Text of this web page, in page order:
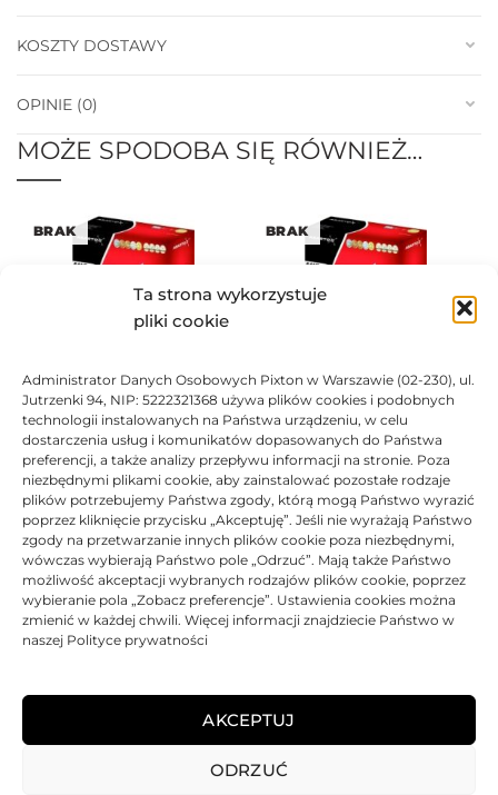
Ta strona wykorzystuje
pliki cookie
Administrator Danych Osobowych Pixton w Warszawie (02-230), ul.
Jutrzenki 94, NIP: 5222321368 używa plików cookies i podobnych
technologii instalowanych na Państwa urządzeniu, w celu
dostarczenia usług i komunikatów dopasowanych do Państwa
preferencji, a także analizy przepływu informacji na stronie. Poza
niezbędnymi plikami cookie, aby zainstalować pozostałe rodzaje
plików potrzebujemy Państwa zgody, którą mogą Państwo wyrazić
poprzez kliknięcie przycisku „Akceptuję”. Jeśli nie wyrażają Państwo
zgody na przetwarzanie innych plików cookie poza niezbędnymi,
wówczas wybierają Państwo pole „Odrzuć”. Mają także Państwo
możliwość akceptacji wybranych rodzajów plików cookie, poprzez
wybieranie pola „Zobacz preferencje”. Ustawienia cookies można
zmienić w każdej chwili. Więcej informacji znajdziecie Państwo w
naszej Polityce prywatności
AKCEPTUJ
ODRZUĆ
KOSZTY DOSTAWY
OPINIE (0)
MOŻE SPODOBA SIĘ RÓWNIEŻ…
BRAK
Toner Asarto zamiennik do
HP 641A C9721A
Oceniono0na 5
285,06 zł
BRAK
Toner Asarto zamiennik do
HP 641A C9720A
281,25 zł
BRAK
Oceniono